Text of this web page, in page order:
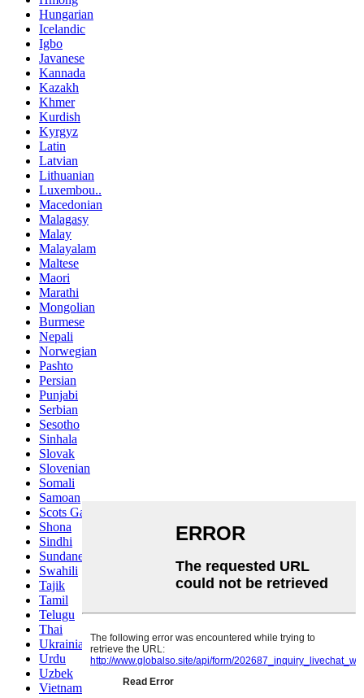
Hungarian
Icelandic
Igbo
Javanese
Kannada
Kazakh
Khmer
Kurdish
Kyrgyz
Latin
Latvian
Lithuanian
Luxembou..
Macedonian
Malagasy
Malay
Malayalam
Maltese
Maori
Marathi
Mongolian
Burmese
Nepali
Norwegian
Pashto
Persian
Punjabi
Serbian
Sesotho
Sinhala
Slovak
Slovenian
Somali
Samoan
Scots Gaelic
Shona
Sindhi
Sundanese
Swahili
Tajik
Tamil
Telugu
Thai
Ukrainian
Urdu
Uzbek
Vietnamese